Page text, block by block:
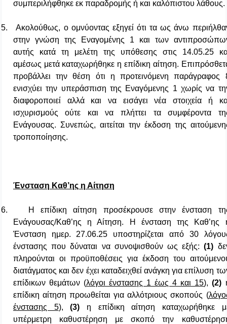
συμπεριλήφθηκε εκ παραδρομής ή και καλόπιστου λάθους.
5.
Ακολούθως, ο ομνύοντας εξηγεί ότι τα ως άνω
στην γνώση της Εναγομένης 1 και των
αυτής κατά τη μελέτη της υπόθεσης στις 14.05.25
αμέσως μετά καταχωρήθηκε η επίδικη αίτηση.
προβάλλει την θέση ότι η προτεινόμενη παράγραφος
ενισχύει την υπεράσπιση της Εναγόμενης 1 χωρίς να
διαφοροποιεί αλλά και να εισάγει νέα στοιχεία ή
ισχυρισμούς ούτε και να πλήττει τα συμφέροντα
Ενάγουσας. Συνεπώς, αιτείται την έκδοση της
τροποποίησης.
Ένσταση Καθ’ης η Αίτηση
6.
Η επίδικη αίτηση προσέκρουσε στην ένσταση
Ενάγουσας/Καθ’ης η Αίτηση. Η ένσταση της Καθ’ης
Ένσταση ημερ. 27.06.25 υποστηρίζεται από 30
ένστασης που δύναται να συνοψισθούν ως εξής:(1)
πληρούνται οι προϋποθέσεις για έκδοση του
διατάγματος και δεν έχει καταδειχθεί ανάγκη για επίλυση
επίδικων θεμάτων (λόγοι ένστασης 1 έως 4 και 15),(2)
επίδικη αίτηση προωθείται για αλλότριους σκοπούς (
ένστασης 5), (3) η επίδικη αίτηση καταχωρήθηκε
υπέρμετρη καθυστέρηση με σκοπό την